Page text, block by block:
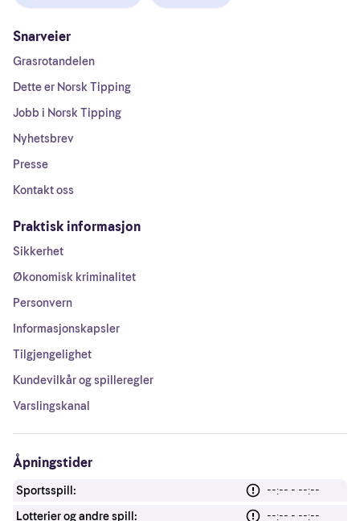
Snarveier
Grasrotandelen
Dette er Norsk Tipping
Jobb i Norsk Tipping
Nyhetsbrev
Presse
Kontakt oss
Praktisk informasjon
Sikkerhet
Økonomisk kriminalitet
Personvern
Informasjonskapsler
Tilgjengelighet
Kundevilkår og spilleregler
Varslingskanal
Åpningstider
Sportsspill:
--:-- - --:--
Lotterier og andre spill:
--:-- - --:--